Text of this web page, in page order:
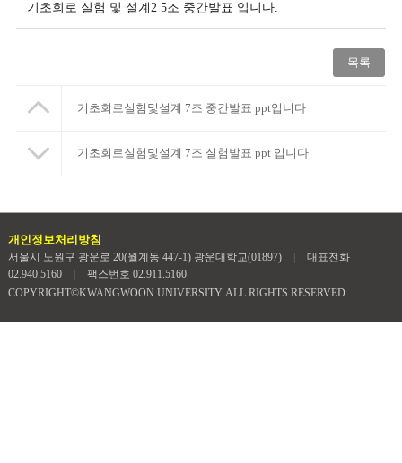
기초회로 실험 및 설계2 5조 중간발표 입니다.
목록
기초회로실험및설계 7조 중간발표 ppt입니다
기초회로실험및설계 7조 실험발표 ppt 입니다
개인정보처리방침
서울시 노원구 광운로 20(월계동 447-1) 광운대학교(01897)
대표전화
02.940.5160
팩스번호 02.911.5160
COPYRIGHT©KWANGWOON UNIVERSITY. ALL RIGHTS RESERVED